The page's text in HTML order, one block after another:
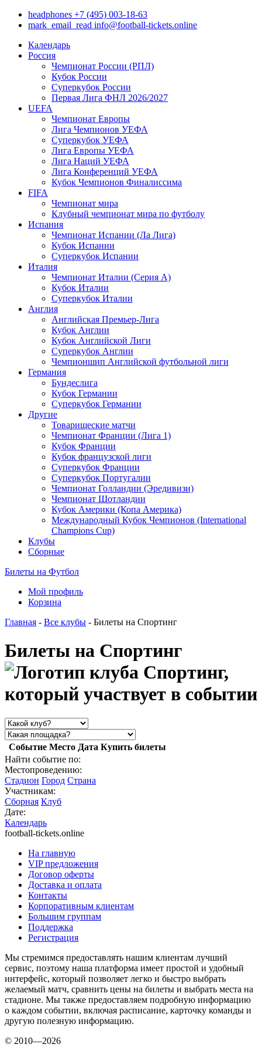
headphones +7 (495) 003-18-63
mark_email_read info@football-tickets.online
Календарь
Россия
Чемпионат России (РПЛ)
Кубок России
Суперкубок России
Первая Лига ФНЛ 2026/2027
UEFA
Чемпионат Европы
Лига Чемпионов УЕФА
Суперкубок УЕФА
Лига Европы УЕФА
Лига Наций УЕФА
Лига Конференций УЕФА
Кубок Чемпионов Финалиссима
FIFA
Чемпионат мира
Клубный чемпионат мира по футболу
Испания
Чемпионат Испании (Ла Лига)
Кубок Испании
Суперкубок Испании
Италия
Чемпионат Италии (Серия А)
Кубок Италии
Суперкубок Италии
Англия
Английская Премьер-Лига
Кубок Англии
Кубок Английской Лиги
Суперкубок Англии
Чемпионшип Английской футбольной лиги
Германия
Бундеслига
Кубок Германии
Суперкубок Германии
Другие
Товарищеские матчи
Чемпионат Франции (Лига 1)
Кубок Франции
Кубок французской лиги
Суперкубок Франции
Суперкубок Португалии
Чемпионат Голландии (Эредивизи)
Чемпионат Шотландии
Кубок Америки (Копа Америка)
Международный Кубок Чемпионов (International
Champions Cup)
Клубы
Сборные
Билеты на Футбол
Мой профиль
Корзина
Главная - Все клубы - Билеты на Спортинг
Билеты на Спортинг
Событие Место Дата Купить билеты
Найти событие по:
Местопроведению:
Стадион Город Страна
Участникам:
Сборная Клуб
Дате:
Календарь
football-tickets.online
На главную
VIP предложения
Договор оферты
Доставка и оплата
Контакты
Корпоративным клиентам
Большим группам
Поддержка
Регистрация
Мы стремимся предоставлять нашим клиентам лучший
сервис, поэтому наша платформа имеет простой и удобный
интерфейс, который позволяет легко и быстро выбрать
желаемый матч, сравнить цены на билеты и выбрать места на
стадионе. Мы также предоставляем подробную информацию
о каждом событии, включая расписание, карточку команды и
другую полезную информацию.
© 2010—2026